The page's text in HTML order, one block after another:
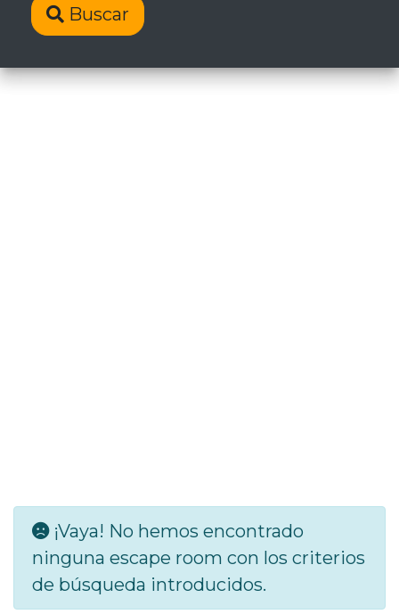
Buscar
¡Vaya! No hemos encontrado
ninguna escape room con los criterios
de búsqueda introducidos.